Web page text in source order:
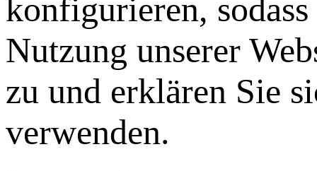
konfigurieren,
Nutzung unserer
zu und erklären Sie
verwenden.